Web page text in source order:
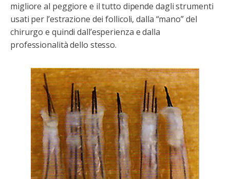
migliore al peggiore e il tutto dipende dagli strumenti
usati per l’estrazione dei follicoli, dalla “mano” del
chirurgo e quindi dall’esperienza e dalla
professionalità dello stesso.